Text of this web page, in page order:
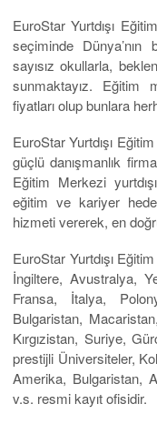
EuroStar Yurtdışı
seçiminde Dünya’nın
sayısız okullarla,
sunmaktayız. Eğitim
fiyatları olup bunlara
EuroStar Yurtdışı
güçlü danışmanlık
Eğitim Merkezi
eğitim ve kariyer
hizmeti vererek, en
EuroStar Yurtdışı
İngiltere, Avustralya,
Fransa, İtalya,
Bulgaristan,
Kırgızistan, Suriye,
prestijli Üniversiteler,
Amerika, Bulgaristan,
v.s. resmi kayıt ofisidir.